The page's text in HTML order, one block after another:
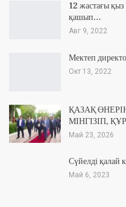
12 жастағы қыз
қашып…
Авг 9, 2022
Мектеп
Окт 13, 2022
ҚАЗАҚ
МІНГІЗІП,
Май 23, 2026
Сүйелді қалай
Май 6, 2023